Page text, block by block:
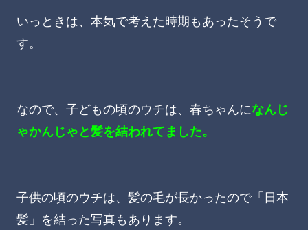
いっときは、本気で考えた時期もあったそうで
す。
なので、子どもの頃のウチは、春ちゃんになんじ
ゃかんじゃと髪を結われてました。
子供の頃のウチは、髪の毛が長かったので「日本
髪」を結った写真もあります。